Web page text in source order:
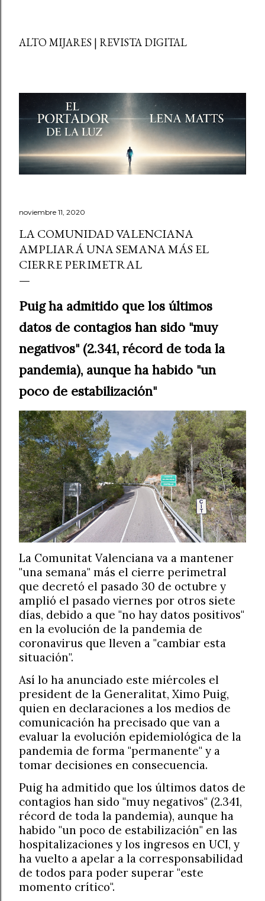
ALTO MIJARES | REVISTA DIGITAL
noviembre 11, 2020
LA COMUNIDAD VALENCIANA
AMPLIARÁ UNA SEMANA MÁS EL
CIERRE PERIMETRAL
Puig ha admitido que los últimos
datos de contagios han sido "muy
negativos" (2.341, récord de toda la
pandemia), aunque ha habido "un
poco de estabilización"
La Comunitat Valenciana va a mantener
"una semana" más el cierre perimetral
que decretó el pasado 30 de octubre y
amplió el pasado viernes por otros siete
días, debido a que "no hay datos positivos"
en la evolución de la pandemia de
coronavirus que lleven a "cambiar esta
situación".
Así lo ha anunciado este miércoles el
president de la Generalitat, Ximo Puig,
quien en declaraciones a los medios de
comunicación ha precisado que van a
evaluar la evolución epidemiológica de la
pandemia de forma "permanente" y a
tomar decisiones en consecuencia.
Puig ha admitido que los últimos datos de
contagios han sido "muy negativos" (2.341,
récord de toda la pandemia), aunque ha
habido "un poco de estabilización" en las
hospitalizaciones y los ingresos en UCI, y
ha vuelto a apelar a la corresponsabilidad
de todos para poder superar "este
momento crítico".